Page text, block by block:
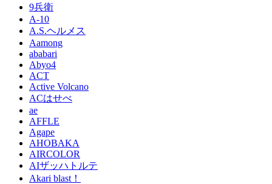
9兵衛
A-10
A.S.ヘルメス
Aamong
ababari
Abyo4
ACT
Active Volcano
ACはせべ
ae
AFFLE
Agape
AHOBAKA
AIRCOLOR
AIザッハトルテ
Akari blast！